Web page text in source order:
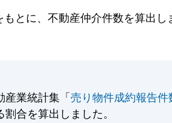
とに、不動産仲介件数を算出
産業統計集「売り物件成約報告件
合を算出しました。